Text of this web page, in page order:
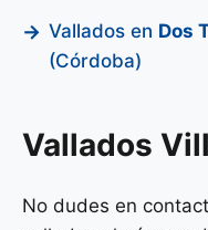
Vallados en Dos
(Córdoba)
Vallados
No dudes en